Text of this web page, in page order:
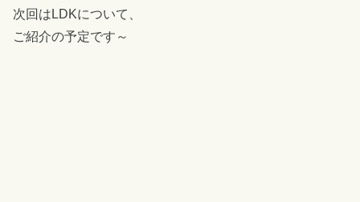
次回はLDKについて、
ご紹介の予定です～